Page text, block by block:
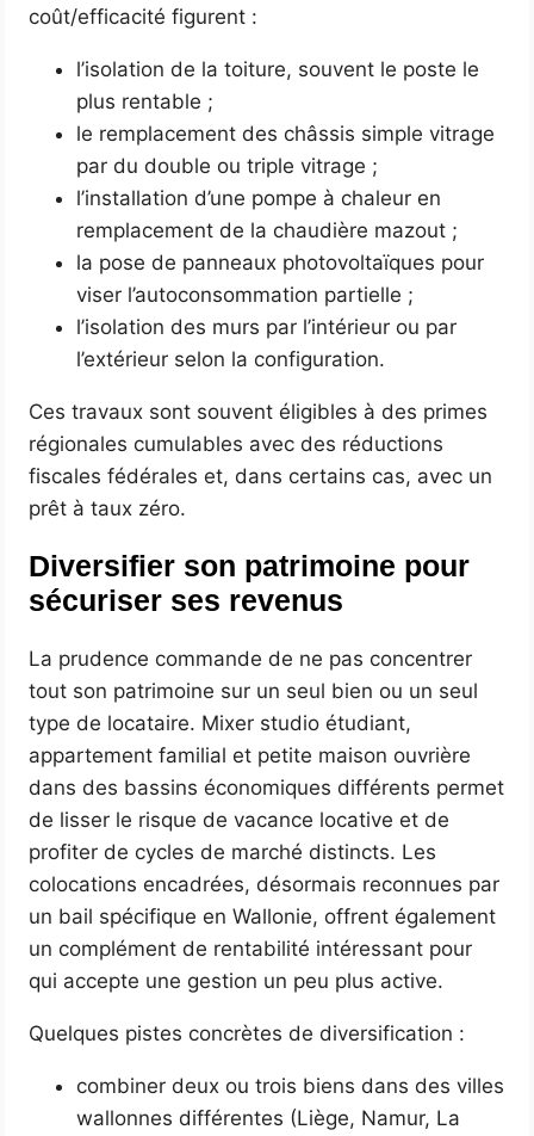
coût/efficacité figurent :
l’isolation de la toiture, souvent le poste le
plus rentable ;
le remplacement des châssis simple vitrage
par du double ou triple vitrage ;
l’installation d’une pompe à chaleur en
remplacement de la chaudière mazout ;
la pose de panneaux photovoltaïques pour
viser l’autoconsommation partielle ;
l’isolation des murs par l’intérieur ou par
l’extérieur selon la configuration.
Ces travaux sont souvent éligibles à des primes
régionales cumulables avec des réductions
fiscales fédérales et, dans certains cas, avec un
prêt à taux zéro.
Diversifier son patrimoine pour
sécuriser ses revenus
La prudence commande de ne pas concentrer
tout son patrimoine sur un seul bien ou un seul
type de locataire. Mixer studio étudiant,
appartement familial et petite maison ouvrière
dans des bassins économiques différents permet
de lisser le risque de vacance locative et de
profiter de cycles de marché distincts. Les
colocations encadrées, désormais reconnues par
un bail spécifique en Wallonie, offrent également
un complément de rentabilité intéressant pour
qui accepte une gestion un peu plus active.
Quelques pistes concrètes de diversification :
combiner deux ou trois biens dans des villes
wallonnes différentes (Liège, Namur, La